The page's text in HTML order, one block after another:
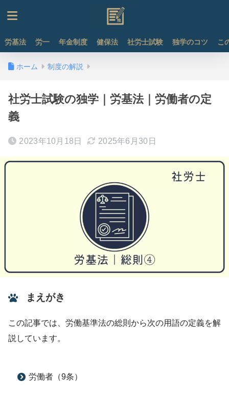
労基法 労一 年金制度 健保法 社労士試験 独学のコツ こ
ホーム 制度の解説
社労士試験の独学｜労基法｜労働者の定
義
2023年10月18日 2025年6月30日
まえがき
この記事では、労働基準法の総則から次の用語の定義を解
説しています。
労働者（9条）